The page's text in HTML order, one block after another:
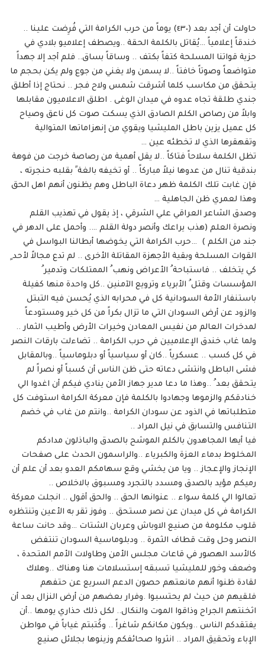
حاولت أن أجد بعد (٤٣٠) يوماً من حرب الكرامة التي فُرِضت علينا ..
خندقاً إعلامياً …يُقاتل بالكلمة الحقة ..ويصطف إعلاميو بلادي في
حزية قواتنا المسلحة كتفاً بكتف .. وساقاً بساق.. فلم أجد إلا جهداً
متواضعاً وصوتاً خافتاً ..لا يسمن ولا يغني من جوع ولم يكن بحجم ما
يتحقق من مكاسب كلما أشرقت شمس ولاح فجر .. نحتاج إذا أطلق
جندي طلقة تجاه عدوه في ميدان الوغى . اطلق الاعلاميون مقابلها
وابلاً من رصاص الكلم الصادق الذي يسكت صوت كل ناعق وصياح
كل عميل يزين باطل المليشيا ويقوي من إنهزاماتها المتوالية
وتقهقرها الذي لا تخطئه عين …
تظل الكلمة سلاحاً فتاكاً ..لا يقل أهمية من رصاصة خرجت من فوهة
بندقية تنال من عدوها نيلاً مباركاً .. أو تخيفه بالغة ً بقلبه حنجرته ،
فإن غابت تلك الكلمة ظهر دعاة الباطل وهم يظنون أنهم اهل الحق
وهذا لعمري ظن الجاهلية …
وصدق الشاعر العراقي علي الشرقي ، إذ يقول في تهذيب القلم
ونصرة العلم (هذب يراعك وأنصر دولة القلم …. وأحمل على الدهر في
جند من الكلم ) …حرب الكرامة التي يخوضها أبطالنا البواسل في
القوات المسلحة وبقية الأجهزة المقاتلة الأخرى .. لم تدع مجالاً لأحد ٍ
كي يتخلف .. فاستباحة ُ الأعراض ونهب ُ الممتلكات وتدمير ُ
المؤسسات وقتل ُ الأبرياء وترويع الآمنين ..كل واحدة منها كفيلة
باستنفار الأمة السودانية كل في محرابه الذي يُحسن فيه التبتل
والزود عن أرض السودان التي ما تزال بكراً من كل خير ومستودعاً
لمدخرات العالم من نفيس المعادن وخيرات الأرض وأطيب الثمار ..
ولما غاب خندق الإعلاميين في حرب الكرامة .. تضاءلت بارقات النصر
في كل كسب .. عسكرياً ..كان أو سياسياً أو دبلوماسياً ..وبالمقابل
فشى الباطل وانتشى دعاته حتى ظن الناس أن كسباً أو نصراً لم
يتحقق بعد ُ ..وهذا ما دعا مدير جهاز الأمن ينادي فيكم أن اغدوا الي
خنادقكم والزموها وجهادوا بالكلمة فإن معركة الكرامة استوفت كل
متطلباتها في الذود عن سودان الكرامة ..وانتم من غاب في خضم
التنافس والتسابق في نيل المراد ..
فيا أيها المجاهدون بالكلم الموشح بالصدق والباذلون مدادكم
المخلوط بدماء العزة والكبرياء ..والراسمون الحدث على صفحات
الإنجاز والإعجاز .. ويا من يخشي وقع سهامكم العدو بعد أن علم أن
رميكم مؤيد بالصدق ومسدد بالتجرد ومسبوق بالاخلاص ..
تعالوا الي كلمة سواء .. عنوانها الحق .. والحق أقول .. انجلت معركة
الكرامة في كل ميدان عن نصر مستحق .. وفوز تقر به الأعين وتنتظره
قلوب مكلومة من صنيع الاوباش وعربان الشتات …وقد حانت ساعة
النصر وحل وقت قطاف الثمرة .. ودبلوماسية السودان تنتفض
كالأسد الهصور في قاعات مجلس الأمن وطاولات الأمم المتحدة ،
وضعف وخور للمليشيا تسبقه إستسلامات هنا وهناك ..وهلاك
لقادة ظنوا أنهم مانعتهم حصون الدعم السريع عن حتفهم
فلقيهم من حيث لم يحتسبوا .وفرار بعضهم من أرض النزال بعد أن
اثخنتهم الجراح وذاقوا الموت والنكال.. لكل ذلك حذاري يومها ..أن
يفتقدكم الناس ..ويكون مكانكم شاغراً .. وكُتبتم غياباً في مواطن
الإباء وتحقيق المراد .. انثروا صحائفكم وزينوها بجلائل صنيع